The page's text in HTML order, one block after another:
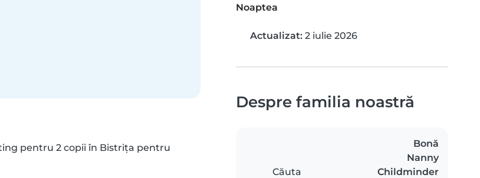
pentru 2 copii în Bistrița pentru
Noaptea
Actualizat: 2 iulie 2026
Despre familia noastră
Căuta
Bonă
Nanny
Childminder